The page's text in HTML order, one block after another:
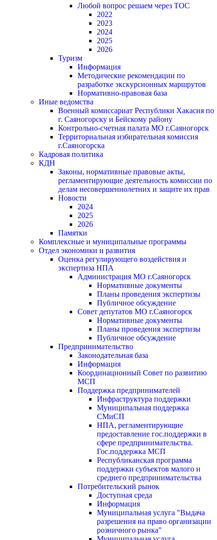
Любой вопрос решаем через ТОС
2022
2023
2024
2025
2026
Туризм
Информация
Методические рекомендации по
разработке экскурсионных маршрутов
Нормативно-правовая база
Иные ведомства
Военный комиссариат Республики Хакасия по
г. Саяногорску и Бейскому району
Контрольно-счетная палата МО г.Саяногорск
Территориальная избирательная комиссия
г.Саяногорска
Кадровая политика
КДН
Законы, нормативные правовые акты,
регламентирующие деятельность комиссии по
делам несовершеннолетних и защите их прав
Новости
2024
2025
2026
Памятки
Комплексные и муниципальные программы
Отдел экономики и развития
Оценка регулирующего воздействия и
экспертиза НПА
Администрация МО г.Саяногорск
Нормативные документы
Планы проведения экспертизы
Публичное обсуждение
Совет депутатов МО г.Саяногорск
Нормативные документы
Планы проведения экспертизы
Публичное обсуждение
Предпринимательство
Законодательная база
Информация
Координационный Совет по развитию
МСП
Поддержка предпринимателей
Инфраструктура поддержки
Муниципальная поддержка
СМиСП
НПА, регламентирующие
предоставление гос.поддержки в
сфере предпринимательства.
Гос.поддержка МСП
Республиканская программа
поддержки субъектов малого и
среднего предпринимательства
Потребительский рынок
Доступная среда
Информация
Муниципальная услуга "Выдача
разрешения на право организации
розничного рынка"